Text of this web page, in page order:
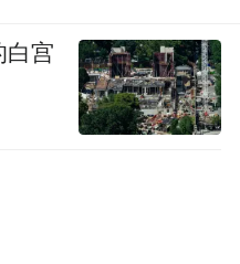
白宫